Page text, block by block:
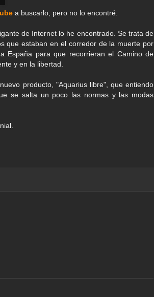
a buscarlo, pero no lo encontré.
de Internet lo he encontrado. Se trata de
que estaban en el corredor de la muerte por
España para que recorrieran el Camino de
y en la libertad.
producto, "Aquarius libre", que entiendo
se salta un poco las normas y las modas